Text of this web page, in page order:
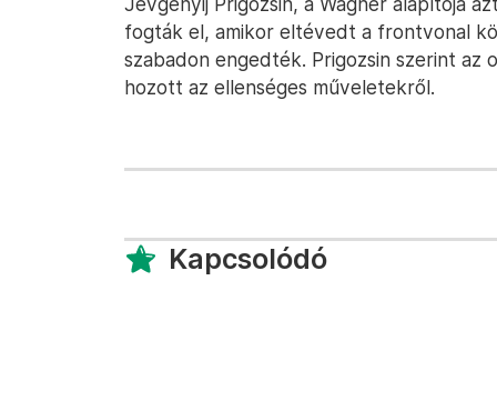
fogták el, amikor eltévedt a frontvonal
szabadon engedték. Prigozsin szerint az
hozott az ellenséges műveletekről.
Kapcsolódó